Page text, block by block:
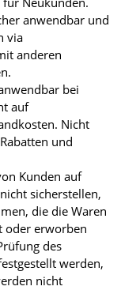
anwendbar und
via
anderen
bei
auf
Nicht
und
Kunden auf
sicherstellen,
die die Waren
oder erworben
des
werden,
nicht